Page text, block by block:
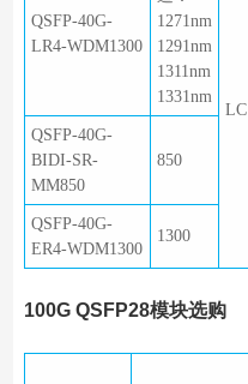
QSFP-40G-
LR4-WDM1300
1271nm
1291nm
1311nm
1331nm
LC
QSFP-40G-
BIDI-SR-
MM850
850
QSFP-40G-
ER4-WDM1300
1300
100G QSFP28模块选购